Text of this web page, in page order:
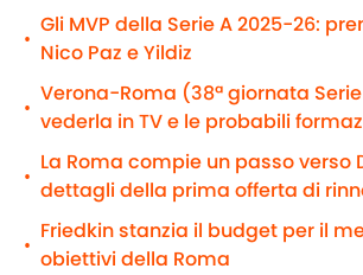
•
Gli MVP della Serie A 2025-26:
Nico Paz e Yildiz
•
Verona-Roma (38ª giornata
vederla in TV e le probabili
•
La Roma compie un passo verso
dettagli della prima offerta di
•
Friedkin stanzia il budget per il
obiettivi della Roma